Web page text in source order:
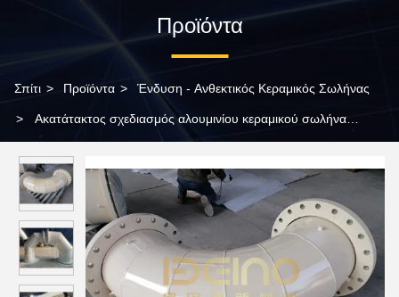
Προϊόντα
Σπίτι > Προϊόντα > Ένδυση - Ανθεκτικός Κεραμικός Σωλήνας
> Ακατάτακτος σχεδιασμός αλουμινίου κεραμικού σωλήνα